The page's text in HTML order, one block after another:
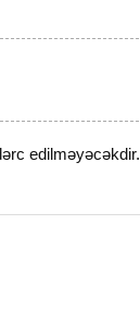
edilməyəcəkdir.